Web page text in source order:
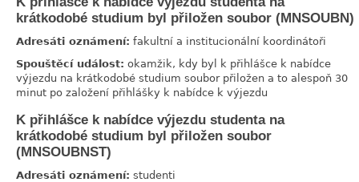
krátkodobé studium byl přiložen soubor (MNSOUBN)
Adresáti oznámení: fakultní a institucionální koordinátoři
Spouštěcí událost: okamžik, kdy byl k přihlášce k nabídce
výjezdu na krátkodobé studium soubor přiložen a to alespoň 30
minut po založení přihlášky k nabídce k výjezdu
K přihlášce k nabídce výjezdu studenta na
krátkodobé studium byl přiložen soubor
(MNSOUBNST)
Adresáti oznámení: studenti